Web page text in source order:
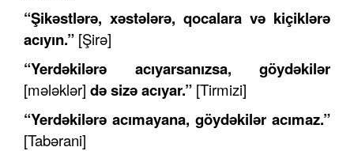
“Şikəstlərə, xəstələrə, qocalara və kiçiklərə
acıyın.” [Şirə]
“Yerdəkilərə acıyarsanızsa, göydəkilər
[mələklər] də sizə acıyar.” [Tirmizi]
“Yerdəkilərə acımayana, göydəkilər acımaz.”
[Tabərani]